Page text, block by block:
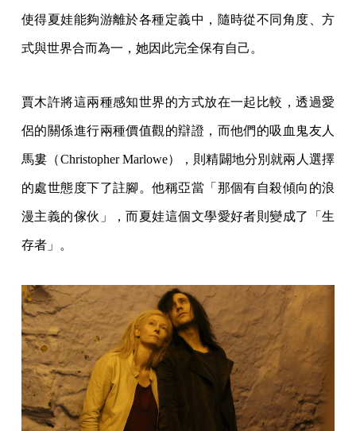
使得夏娃能夠游離於各種定義中，隨時從不同角度、方
式與世界合而為一，她因此完全保有自己。
賈木許將這兩種感知世界的方式放在一起比較，透過愛
侶的關係進行兩種價值觀的辯證，而他們的吸血鬼友人
馬婁（Christopher Marlowe），則精闢地分別就兩人選擇
的處世態度下了註腳。他稱亞當「那個有自殺傾向的浪
漫主義的傢伙」，而夏娃這個文學愛好者則變成了「生
存者」。